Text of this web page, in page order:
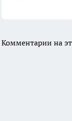
Комментарии на